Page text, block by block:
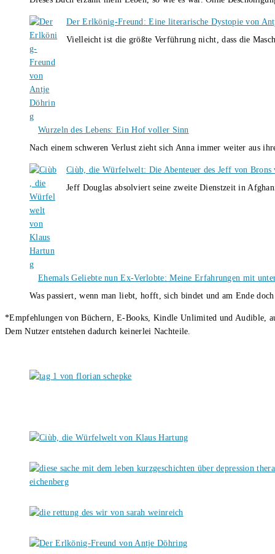
Der Erlkönig-Freund: Eine literarische Dystopie von
Vielleicht ist die größte Verführung nicht, dass die
Wurzeln des Lebens: Ein Hof voller Sinn
Nach einem schweren Verlust zieht sich Anna immer weiter aus
Ciùb, die Würfelwelt: Die Abenteuer des Jeff von Brons
Jeff Douglas absolviert seine zweite Dienstzeit in
Ehemals Geliebte nun Ex-Verlobte: Meine Erfahrungen mit
Was passiert, wenn man liebt, hofft, sich bindet und am Ende
*Empfehlungen von Büchern, E-Books, Kindle Unlimited und Audible,
Dem Nutzer entstehen dadurch keinerlei Nachteile.